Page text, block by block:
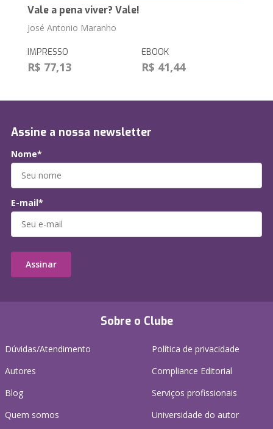
Vale a pena viver? Vale!
José Antonio Maranho
IMPRESSO
R$ 77,13
EBOOK
R$ 41,44
Sobre o Clube
Dúvidas/Atendimento
Autores
Blog
Quem somos
Política de privacidade
Compliance Editorial
Serviços profissionais
Universidade do autor
Assine a nossa newsletter
Nome*
E-mail*
Assinar